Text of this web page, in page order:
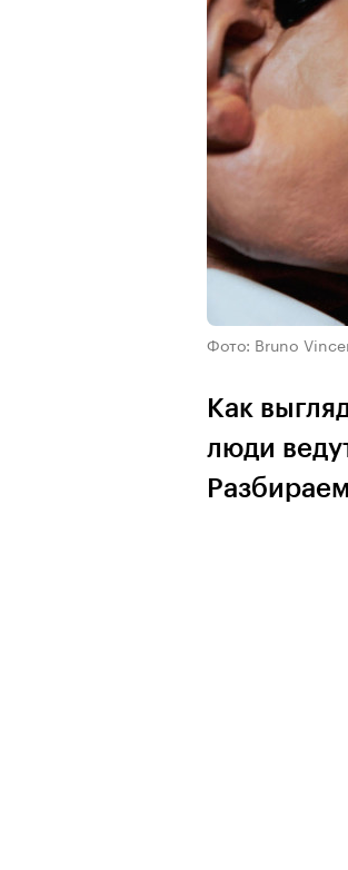
Фото: Bruno
Как
люди